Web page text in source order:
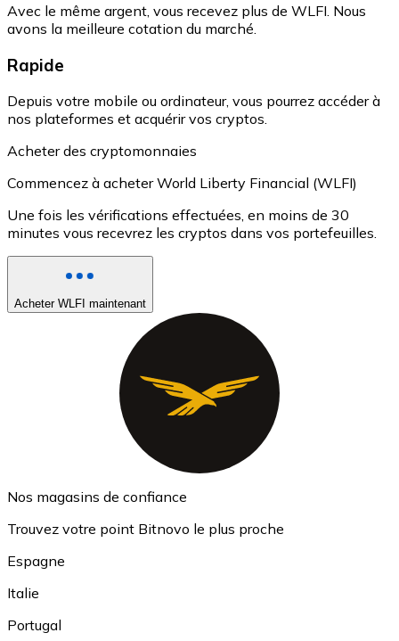
Avec le même argent, vous recevez plus de WLFI. Nous
avons la meilleure cotation du marché.
Rapide
Depuis votre mobile ou ordinateur, vous pourrez accéder à
nos plateformes et acquérir vos cryptos.
Acheter des cryptomonnaies
Commencez à acheter World Liberty Financial (WLFI)
Une fois les vérifications effectuées, en moins de 30
minutes vous recevrez les cryptos dans vos portefeuilles.
Acheter WLFI maintenant
Nos magasins de confiance
Trouvez votre point Bitnovo le plus proche
Espagne
Italie
Portugal